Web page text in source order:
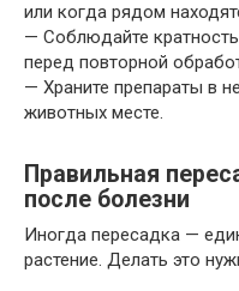
или когда рядом
— Соблюдайте
перед повторной
— Храните препараты в
животных месте.
Правильная
после болезни
Иногда пересадка —
растение. Делать это